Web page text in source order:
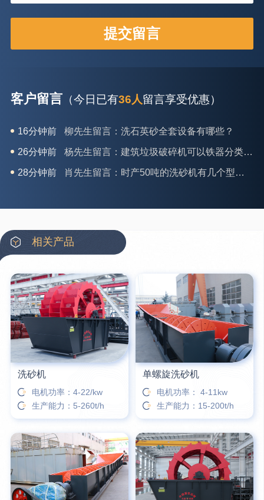
客户留言（今日已有36人留言享受优惠）
26分钟前 杨先生留言：建筑垃圾破碎机可以铁器分类吗？
28分钟前 肖先生留言：时产50吨的洗砂机有几个型号？
31分钟前 马女士留言：我想咨询一条生产线，你们能做吗？
42分钟前 蒋先生留言：硬岩颚式破碎机带不带电机？
6分钟前 姚女士留言：这款破碎机一小时产能多大？是用电的还是燃油的？
12分钟前 宋先生留言：50吨左右的制砂机大概什么价位？
相关产品
洗砂机
电机功率：4-22/kw
生产能力：5-260t/h
单螺旋洗砂机
电机功率： 4-11kw
生产能力：15-200t/h